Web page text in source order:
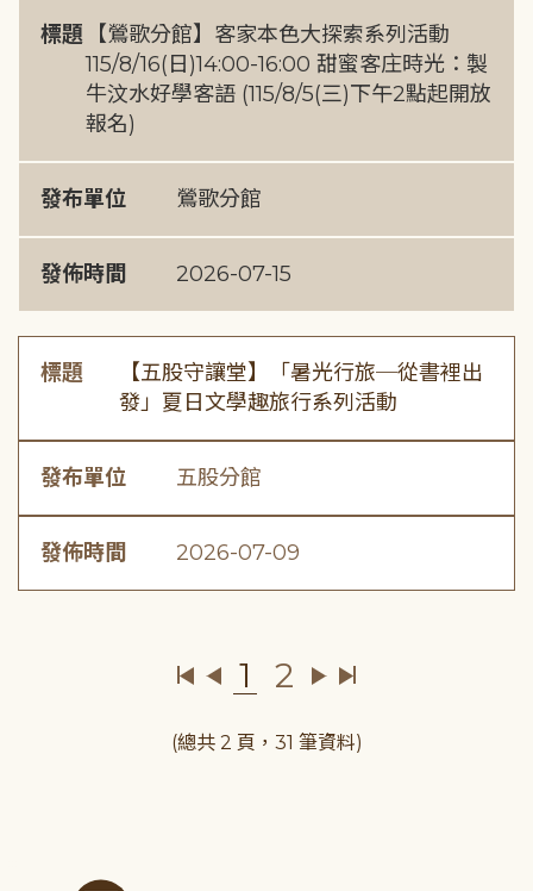
標題 【鶯歌分館】客家本色大探索系列活動
115/8/16(日)14:00-16:00 甜蜜客庄時光：製
牛汶水好學客語 (115/8/5(三)下午2點起開放
報名)
發布單位 鶯歌分館
發佈時間 2026-07-15
標題
【五股守讓堂】「暑光行旅─從書裡出
發」夏日文學趣旅行系列活動
發布單位 五股分館
發佈時間 2026-07-09
1 2
(總共 2 頁，31 筆資料)